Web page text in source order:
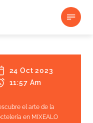
24 Oct 2023
11:57 Am
el arte de la
en MIXEALO